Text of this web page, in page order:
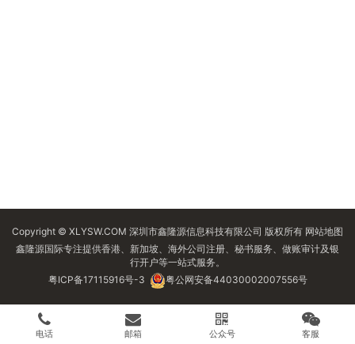
Copyright © XLYSW.COM 深圳市鑫隆源信息科技有限公司 版权所有 网站地图
鑫隆源国际专注提供香港、新加坡、海外公司注册、秘书服务、做账审计及银
行开户等一站式服务。
粤ICP备17115916号-3
粤公网安备44030002007556号
电话 邮箱 公众号 客服